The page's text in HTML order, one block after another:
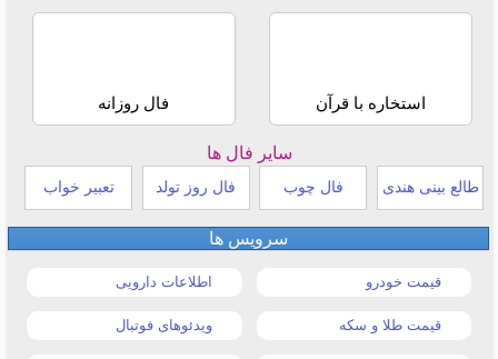
استخاره با قرآن فال روزانه
سایر فال ها
طالع بینی هندی فال چوب فال روز تولد تعبیر خواب
سرویس ها
قیمت خودرو اطلاعات دارویی
قیمت طلا و سکه ویدئوهای فوتبال